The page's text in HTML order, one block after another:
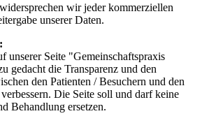
wir jeder kommerziellen
unserer Daten.
unserer Seite "Gemeinschaftspraxis
gedacht die Transparenz und den
den Patienten / Besuchern und den
Die Seite soll und darf keine
Behandlung ersetzen.